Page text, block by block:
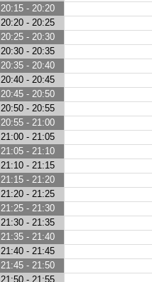
20:15 - 20:20
20:20 - 20:25
20:25 - 20:30
20:30 - 20:35
20:35 - 20:40
20:40 - 20:45
20:45 - 20:50
20:50 - 20:55
20:55 - 21:00
21:00 - 21:05
21:05 - 21:10
21:10 - 21:15
21:15 - 21:20
21:20 - 21:25
21:25 - 21:30
21:30 - 21:35
21:35 - 21:40
21:40 - 21:45
21:45 - 21:50
21:50 - 21:55